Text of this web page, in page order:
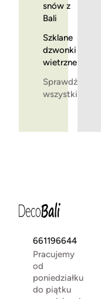
snów z
Bali
Szklane
dzwonki
wietrzne
Sprawdź
wszystkie
661196644
Pracujemy
od
poniedziałku
do piątku